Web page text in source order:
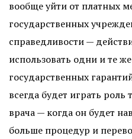
вообще уйти от платных
государственных
справедливости —
использовать одни и те
государственных
всегда будет играть
врача — когда он будет
больше процедур и